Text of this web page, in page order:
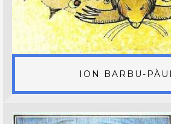
ION BARBU-